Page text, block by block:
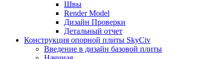
Швы
Render Model
Дизайн Проверки
Детальный отчет
Конструкция опорной плиты SkyCiv
Введение в дизайн базовой плиты